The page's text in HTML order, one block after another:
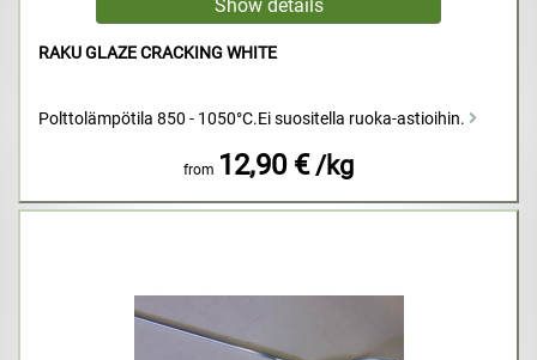
RAKU GLAZE CRACKING WHITE
Polttolämpötila 850 - 1050°C.Ei suositella ruoka-astioihin.
from 12,90 € /kg